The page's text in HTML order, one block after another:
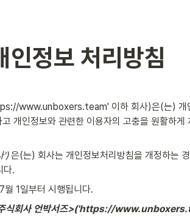
인정보 처리방침
www.unboxers.team' 이하 회사)은(는) 개
개인정보와 관련한 이용자의 고충을 원활하
') 은(는) 회사는 개인정보처리방침을 개정하는
다.
월 1일부터 시행됩니다.
식회사 언박서즈>('https://